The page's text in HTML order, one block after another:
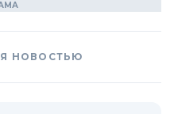
НОВОСТЬЮ